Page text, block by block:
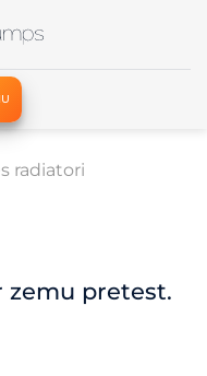
radiatori
zemu pretest.